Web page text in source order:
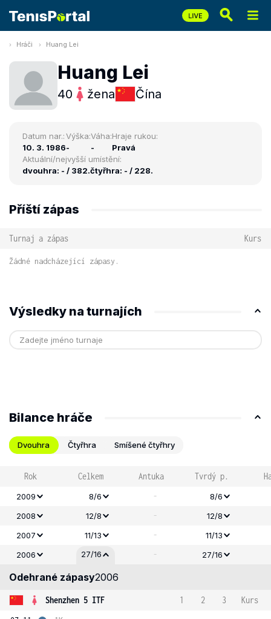
Hráči Huang Lei
Huang Lei
40 žena Čína
Datum nar.:
10. 3. 1986
Výška:
-
Váha:
-
Hraje rukou:
Pravá
Aktuální/nejvyšší umístění:
dvouhra: - / 382.čtyřhra: - / 228.
Příští zápas
Turnaj a zápas Kurs
Žádné nadcházející zápasy.
Výsledky na turnajích
Bilance hráče
Dvouhra Čtyřhra Smíšené čtyřhry
Rok Celkem Antuka Tvrdý p.
2009 8/6 -
8/6
2008
12/8 -
12/8
2007
11/13 -
11/13
2006
27/16 - 27/16
Odehrané zápasy2006
Shenzhen 5 ITF 1 2 3
Kurs